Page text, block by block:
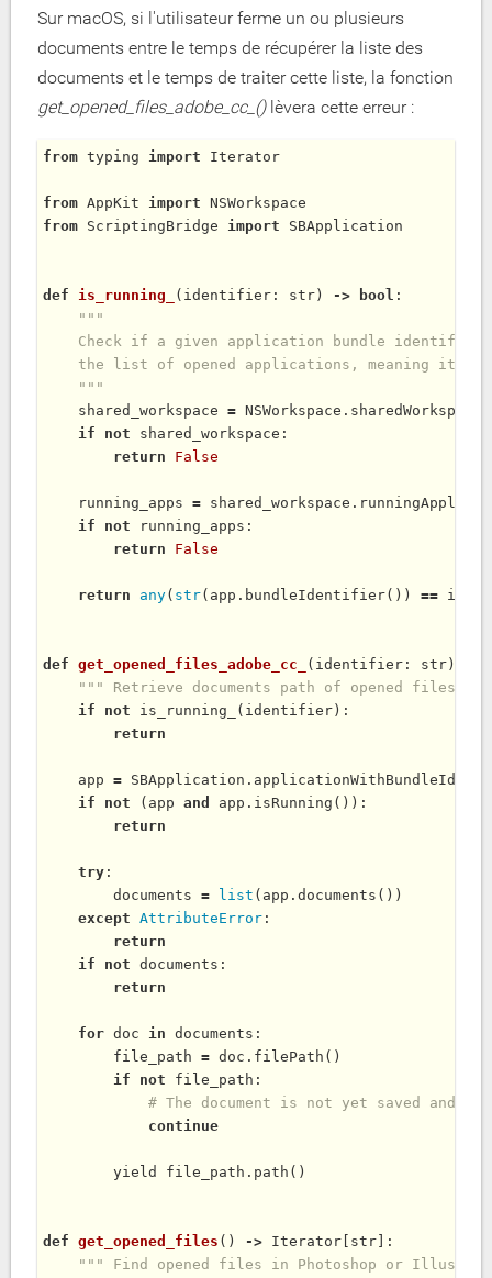
Sur macOS, si l'utilisateur ferme un ou plusieurs
documents entre le temps de récupérer la liste des
documents et le temps de traiter cette liste, la fonction
get_opened_files_adobe_cc_()lèvera cette erreur :
from typing import Iterator
from AppKit import
from ScriptingBridge import SBApplication
def is_running_ (identifier: str) -> bool :
"""
Check if a given application bundle identifier
the list of opened applications, meaning it is
    """
    shared_workspace
= NSWorkspace. sharedWorkspace
if
not shared_workspace:
return
False
    running_apps
= shared_workspace.
if
not running_apps:
return
False
return any( str(app. bundleIdentifier()) ==
def get_opened_files_adobe_cc_ (identifier: str)
""" Retrieve documents path of opened files
if
not is_running_
(identifier):
return
    app
= SBApplication.
if
not (app and app. isRunning ()):
return
try :
        documents
= list (app. documents ())
except AttributeError :
return
if
not documents:
return
for doc in documents:
        file_path
= doc. filePath ()
if
not file_path:
# The document is not yet saved and so
continue
        yield file_path.
path ()
def get_opened_files () -> Iterator[str]:
""" Find opened files in Photoshop or